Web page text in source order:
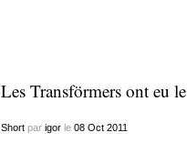
Les Transförmers ont eu
Shortpar igorle 08 Oct 2011